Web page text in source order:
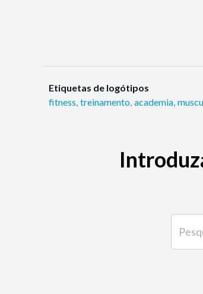
Etiquetas de logótipos
fitness, treinamento, academia,